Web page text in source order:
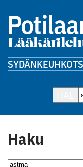
SYDÄNKEUHKOT
Haku